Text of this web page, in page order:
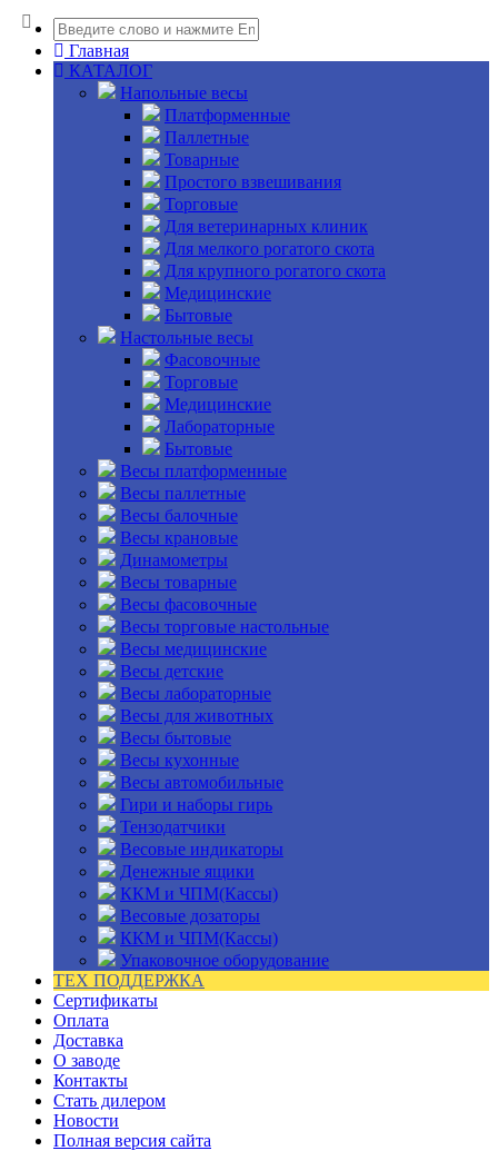
Главная
КАТАЛОГ
Напольные весы
Платформенные
Паллетные
Товарные
Простого взвешивания
Торговые
Для ветеринарных клиник
Для мелкого рогатого скота
Для крупного рогатого скота
Медицинские
Бытовые
Настольные весы
Фасовочные
Торговые
Медицинские
Лабораторные
Бытовые
Весы платформенные
Весы паллетные
Весы балочные
Весы крановые
Динамометры
Весы товарные
Весы фасовочные
Весы торговые настольные
Весы медицинские
Весы детские
Весы лабораторные
Весы для животных
Весы бытовые
Весы кухонные
Весы автомобильные
Гири и наборы гирь
Тензодатчики
Весовые индикаторы
Денежные ящики
ККМ и ЧПМ(Кассы)
Весовые дозаторы
ККМ и ЧПМ(Кассы)
Упаковочное оборудование
ТЕХ ПОДДЕРЖКА
Сертификаты
Оплата
Доставка
О заводе
Контакты
Стать дилером
Новости
Полная версия сайта